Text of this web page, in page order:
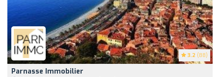
3.2 (88)
Parnasse Immobilier